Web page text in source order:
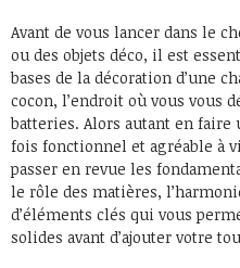
Avant de vous lancer dans le
ou des objets déco, il est
bases de la décoration d’une
cocon, l’endroit où vous vous
batteries. Alors autant en faire
fois fonctionnel et agréable à
passer en revue les
le rôle des matières,
d’éléments clés qui vous
solides avant d’ajouter votre